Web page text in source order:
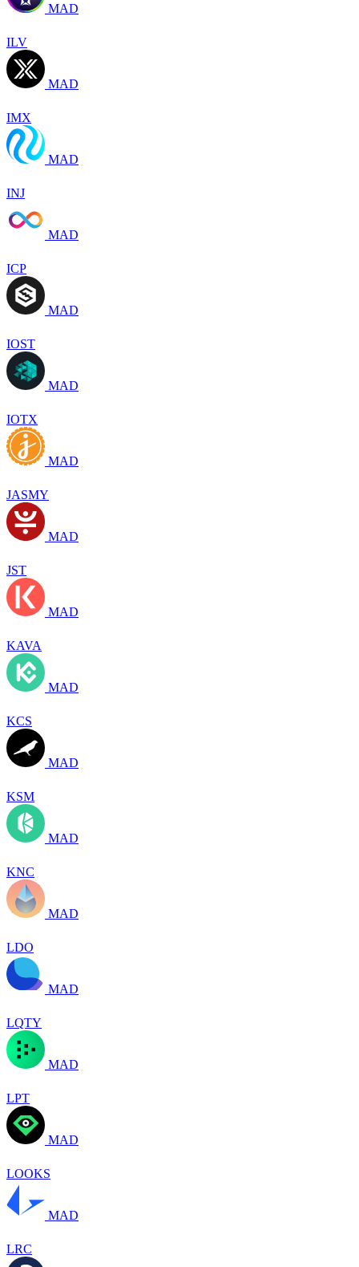
MAD
ILV
MAD
IMX
MAD
INJ
MAD
ICP
MAD
IOST
MAD
IOTX
MAD
JASMY
MAD
JST
MAD
KAVA
MAD
KCS
MAD
KSM
MAD
KNC
MAD
LDO
MAD
LQTY
MAD
LPT
MAD
LOOKS
MAD
LRC